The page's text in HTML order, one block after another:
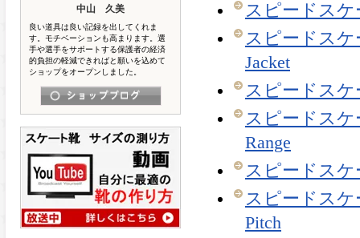
中山 久美
良い道具は良い記録を出してくれま
す。モチベーションも高まります。選
手や選手をサポートする保護者の経済
的負担の軽減できればと願いを込めて
ショップをオープンしました。
スピードスケ
スピードスケ
Jacket
スピードスケ
スピードスケ
Range
スピードスケ
スピードスケ
Pitch